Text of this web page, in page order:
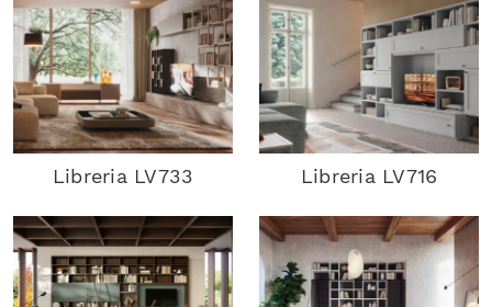
Libreria LV733 Libreria LV716